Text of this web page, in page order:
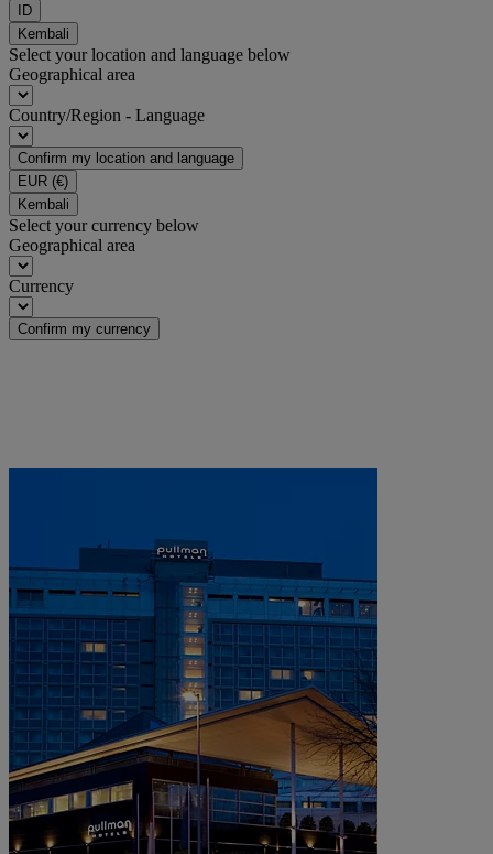
ID
Kembali
Select your location and language below
Geographical area
Country/Region - Language
Confirm my location and language
EUR (€)
Kembali
Select your currency below
Geographical area
Currency
Confirm my currency